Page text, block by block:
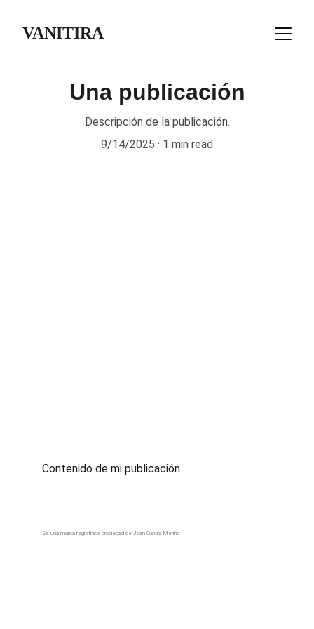
VANITIRA
Una publicación
Descripción de la publicación.
9/14/2025
1 min read
Contenido de mi publicación
Es una marca registrada propiedad de Joan García Merino